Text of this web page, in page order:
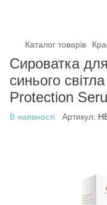
Каталог товарів
Сироватка
синього
Protection
В наявності Артикул: